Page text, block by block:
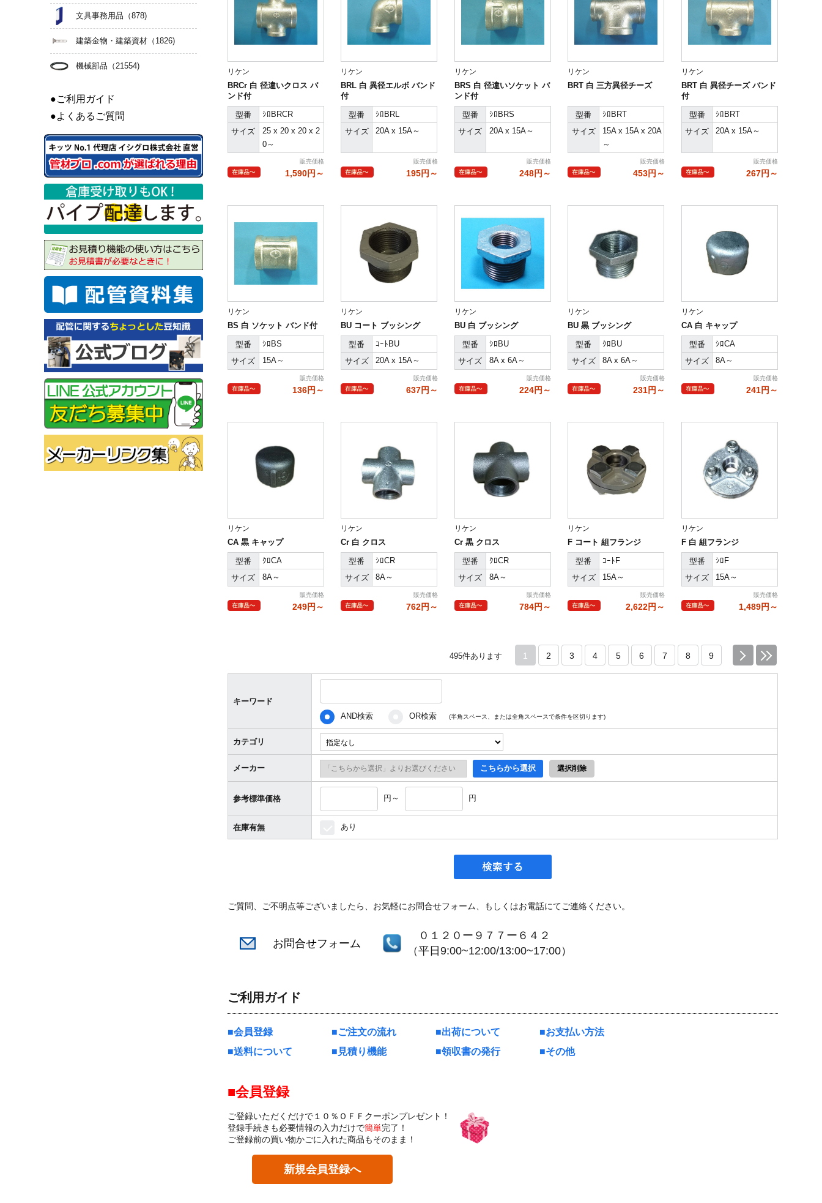
リケン
BRCr 白 径違いクロス バ
ンド付
型番
ｼﾛBRCR
サイズ
25 x 20 x 20 x 2
0～
販売価格
1,590円～
リケン
BRL 白 異径エルボ バンド
付
型番
ｼﾛBRL
サイズ
20A x 15A～
販売価格
195円～
リケン
BRS 白 径違いソケット バ
ンド付
型番
ｼﾛBRS
サイズ
20A x 15A～
販売価格
248円～
リケン
BRT 白 三方異径チーズ
型番
ｼﾛBRT
サイズ
15A x 15A x 20A
～
販売価格
453円～
リケン
BRT 白 異径チーズ バンド
付
型番
ｼﾛBRT
サイズ
20A x 15A～
販売価格
267円～
リケン
BS 白 ソケット バンド付
型番
ｼﾛBS
サイズ
15A～
販売価格
136円～
リケン
BU コート ブッシング
型番
ｺｰﾄBU
サイズ
20A x 15A～
販売価格
637円～
リケン
BU 白 ブッシング
型番
ｼﾛBU
サイズ
8A x 6A～
販売価格
224円～
リケン
BU 黒 ブッシング
型番
ｸﾛBU
サイズ
8A x 6A～
販売価格
231円～
リケン
CA 白 キャップ
型番
ｼﾛCA
サイズ
8A～
販売価格
241円～
リケン
CA 黒 キャップ
型番
ｸﾛCA
サイズ
8A～
販売価格
249円～
リケン
Cr 白 クロス
型番
ｼﾛCR
サイズ
8A～
販売価格
762円～
リケン
Cr 黒 クロス
型番
ｸﾛCR
サイズ
8A～
販売価格
784円～
リケン
F コート 組フランジ
型番
ｺｰﾄF
サイズ
15A～
販売価格
2,622円～
リケン
F 白 組フランジ
型番
ｼﾛF
サイズ
15A～
販売価格
1,489円～
495件あります 1 2 3 4 5 6 7 8 9
キーワード
AND検索
OR検索 (半角スペース、または全角スペースで条件を区切ります)
カテゴリ
メーカー こちらから選択
参考標準価格 円～ 円
在庫有無 あり
ご質問、ご不明点等ございましたら、お気軽にお問合せフォーム、もしくはお電話にてご連絡ください。
お問合せフォーム
０１２０ー９７７ー６４２
（平日9:00~12:00/13:00~17:00）
ご利用ガイド
会員登録 ご注文の流れ 出荷について
お支払い方法
送料について
見積り機能 領収書の発行 その他
会員登録
ご登録いただくだけで１０％ＯＦＦクーポンプレゼント！
登録手続きも必要情報の入力だけで簡単完了！
ご登録前の買い物かごに入れた商品もそのまま！
新規会員登録へ
文具事務用品 （878)
建築金物・建築資材 （1826)
機械部品 （21554)
●ご利用ガイド
●よくあるご質問